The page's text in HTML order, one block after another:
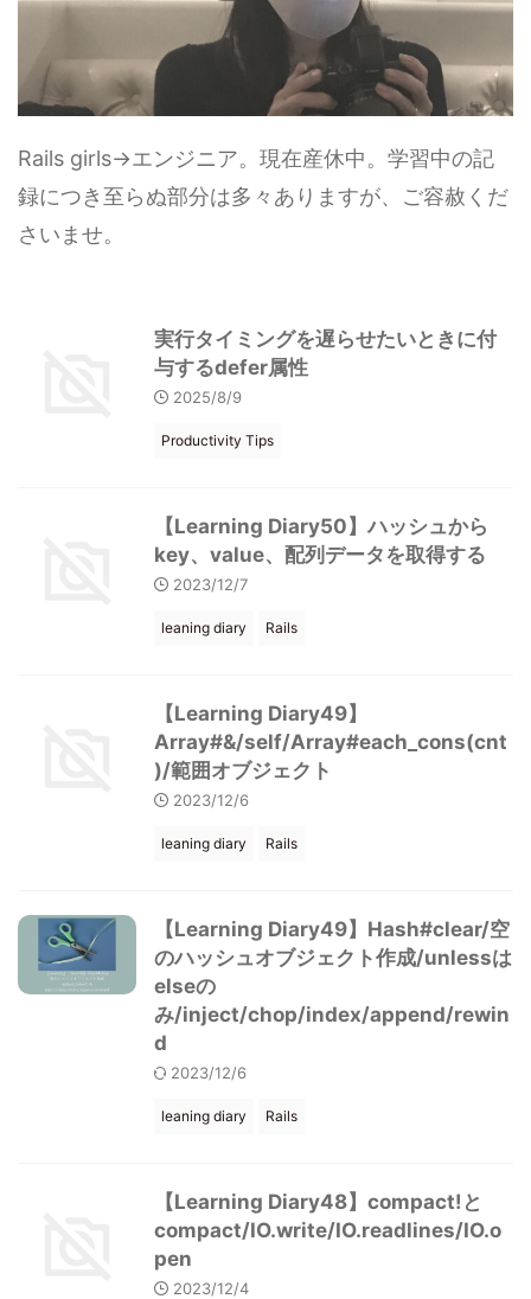
Rails girls→エンジニア。現在産休中。学習中の記
録につき至らぬ部分は多々ありますが、ご容赦くだ
さいませ。
実行タイミングを遅らせたいときに付
与するdefer属性
2025/8/9
Productivity Tips
【Learning Diary50】ハッシュから
key、value、配列データを取得する
2023/12/7
leaning diary Rails
【Learning Diary49】
Array#&/self/Array#each_cons(cnt
)/範囲オブジェクト
2023/12/6
leaning diary Rails
【Learning Diary49】Hash#clear/空
のハッシュオブジェクト作成/unlessは
elseの
み/inject/chop/index/append/rewin
d
2023/12/6
leaning diary Rails
【Learning Diary48】compact!と
compact/IO.write/IO.readlines/IO.o
pen
2023/12/4